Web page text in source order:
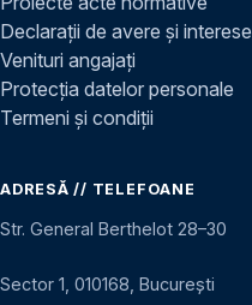
Declarații de avere și interese
Venituri angajați
Protecția datelor personale
Termeni și condiții
ADRESĂ // TELEFOANE
Str. General Berthelot 28–30
Sector 1, 010168, București